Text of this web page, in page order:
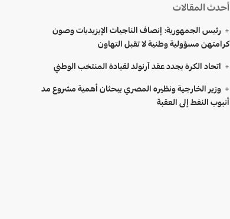
أحدث المقالات
رئيس الجمهورية: إنصاف الناجيات الإيزيديات وصون
كرامتهن مسؤولية وطنية لا تقبل التهاون
اتحاد الكرة يجدد عقد آرنولد لقيادة المنتخب الوطني
وزير الخارجية ونظيره المصري يبحثان أهمية مشروع مد
أنبوب النفط إلى العقبة